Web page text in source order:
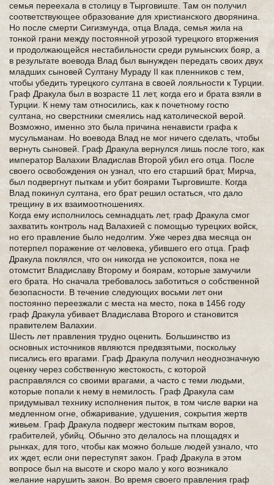
семья переехала в столицу в Тырговиште. Там он получил
соответствующее образование для христианского дворянина.
Но после смерти Сигизмунда, отца Влада, семья жила на
тонкой грани между постоянной угрозой турецкого вторжения
и продолжающейся нестабильности среди румынских бояр, а
в результате воевода Влад был вынужден передать своих двух
младших сыновей Султану Мураду II как пленников с тем,
чтобы убедить турецкого султана в своей лояльности к Турции.
Граф Дракула был в возрасте 11 лет, когда его и брата взяли в
Турции. К нему там относились, как к почетному гостю
султана, но сверстники смеялись над католической верой.
Возможно, именно это была причина ненависти графа к
мусульманам. Но воевода Влад не мог ничего сделать, чтобы
вернуть сыновей. Граф Дракула вернулся лишь после того, как
император Валахии Владислав Второй убил его отца. После
своего освобождения он узнал, что его старший брат, Мирча,
был подвергнут пыткам и убит боярами Тырговиште. Когда
Влад покинул султана, его брат решил остаться, что дало
трещину в их взаимоотношениях.
Когда ему исполнилось семнадцать лет, граф Дракула смог
захватить контроль над Валахией с помощью турецких войск,
но его правление было недолгим. Уже через два месяца он
потерпел поражение от человека, убившего его отца. Граф
Дракула поклялся, что он никогда не успокоится, пока не
отомстит Владиславу Второму и боярам, которые замучили
его брата. Но сначала требовалось заботиться о собственной
безопасности. В течение следующих восьми лет они
постоянно переезжали с места на место, пока в 1456 году
граф Дракула убивает Владислава Второго и становится
правителем Валахии.
Шесть лет правления трудно оценить. Большинство из
основных источников являются предвзятыми, поскольку
писались его врагами. Граф Дракула получил неоднозначную
оценку через собственную жестокость, с которой
расправлялся со своими врагами, а часто с теми людьми,
которые попали к нему в немилость. Граф Дракула сам
придумывал технику исполнения пыток, в том числе варки на
медленном огне, обжаривание, удушения, сокрытия жертв
живьем. Граф Дракула подверг жестоким пыткам воров,
грабителей, убийц. Обычно это делалось на площадях и
рынках, для того, чтобы как можно больше людей узнало, что
их ждет, если они переступят закон. Граф Дракула в этом
вопросе был на высоте и скоро мало у кого возникало
желание нарушить закон. Во время своего правления граф